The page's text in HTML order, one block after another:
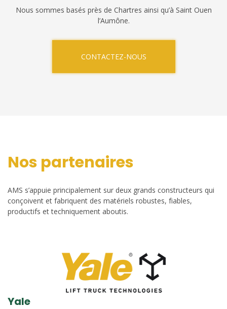
Nous sommes basés près de Chartres ainsi qu’à Saint Ouen
l’Aumône.
CONTACTEZ-NOUS
Nos partenaires
AMS s’appuie principalement sur deux grands constructeurs qui
conçoivent et fabriquent des matériels robustes, fiables,
productifs et techniquement aboutis.
Yale